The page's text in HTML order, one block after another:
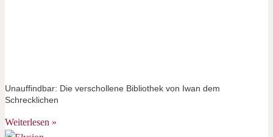
Unauffindbar: Die verschollene Bibliothek von Iwan dem
Schrecklichen
Weiterlesen »